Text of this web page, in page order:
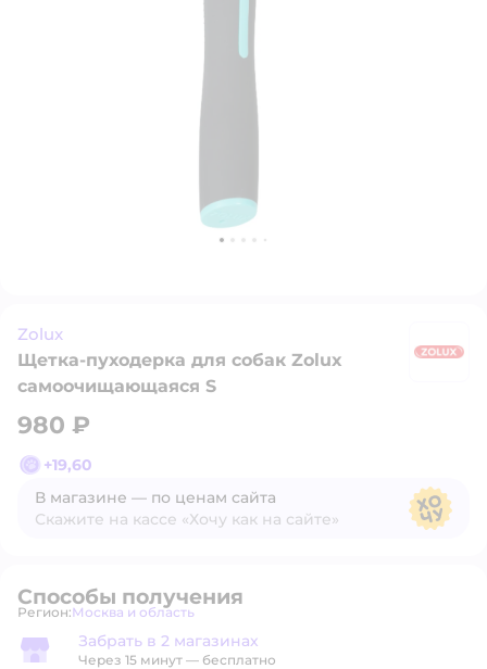
Zolux
Щетка-пуходерка для собак Zolux
самоочищающаяся S
980 ₽
+19,60
В магазине — по ценам сайта
Скажите на кассе «Хочу как на сайте»
Способы получения
Регион: Выбор адреса доставки.
Москва и область
Забрать в магазине
Забрать в 2 магазинах
Через 15 минут — бесплатно